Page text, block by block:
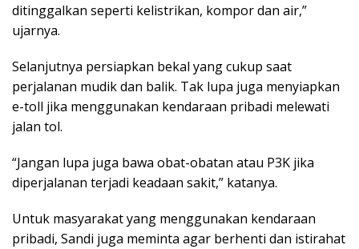
ditinggalkan seperti kelistrikan, kompor dan air,”
ujarnya.
Selanjutnya persiapkan bekal yang cukup saat
perjalanan mudik dan balik. Tak lupa juga menyiapkan
e-toll jika menggunakan kendaraan pribadi melewati
jalan tol.
“Jangan lupa juga bawa obat-obatan atau P3K jika
diperjalanan terjadi keadaan sakit,” katanya.
Untuk masyarakat yang menggunakan kendaraan
pribadi, Sandi juga meminta agar berhenti dan istirahat